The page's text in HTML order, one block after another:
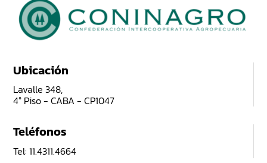
Ubicación
Lavalle 348,
4° Piso - CABA - CP1047
Teléfonos
Tel: 11.4311.4664